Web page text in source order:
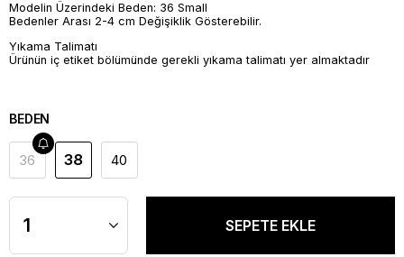
Modelin Üzerindeki Beden: 36 Small
Bedenler Arası 2-4 cm Değişiklik Gösterebilir.
Yıkama Talimatı
Ürünün iç etiket bölümünde gerekli yıkama talimatı yer almaktadır
BEDEN
36 38 40